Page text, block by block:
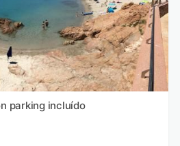
parking incluído